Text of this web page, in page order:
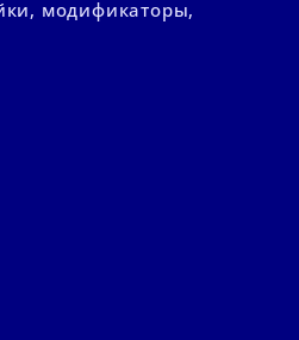
модификаторы,